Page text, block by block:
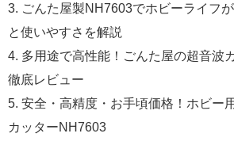
3. ごんた屋製NH7603でホビーライフ
と使いやすさを解説
4. 多用途で高性能！ごんた屋の超音波
徹底レビュー
5. 安全・高精度・お手頃価格！ホビー
カッターNH7603